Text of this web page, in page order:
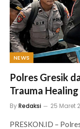
NEWS
Polres Gresik
Trauma
ByRedaksi 25 Maret
PRESKON.ID –